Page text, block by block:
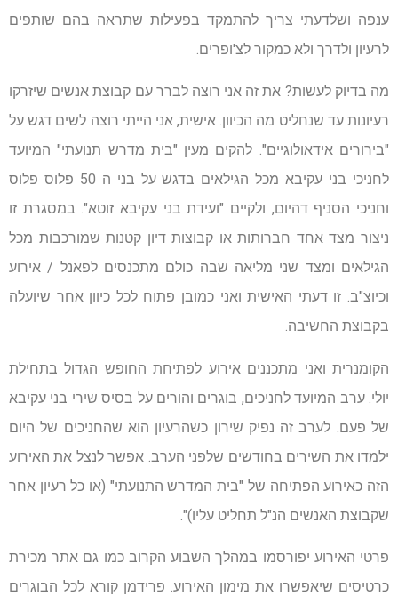
ענפה ושלדעתי צריך להתמקד בפעילות שתראה בהם שותפים
לרעיון ולדרך ולא כמקור לצ'ופרים.
מה בדיוק לעשות? את זה אני רוצה לברר עם קבוצת אנשים שיזרקו
רעיונות עד שנחליט מה הכיוון. אישית, אני הייתי רוצה לשים דגש על
"בירורים אידאולוגיים". להקים מעין "בית מדרש תנועתי" המיועד
לחניכי בני עקיבא מכל הגילאים בדגש על בני ה 50 פלוס פלוס
וחניכי הסניף דהיום, ולקיים "ועידת בני עקיבא זוטא". במסגרת זו
ניצור מצד אחד חברותות או קבוצות דיון קטנות שמורכבות מכל
הגילאים ומצד שני מליאה שבה כולם מתכנסים לפאנל / אירוע
וכיוצ"ב. זו דעתי האישית ואני כמובן פתוח לכל כיוון אחר שיועלה
בקבוצת החשיבה.
הקומנרית ואני מתכננים אירוע לפתיחת החופש הגדול בתחילת
יולי. ערב המיועד לחניכים, בוגרים והורים על בסיס שירי בני עקיבא
של פעם. לערב זה נפיק שירון כשהרעיון הוא שהחניכים של היום
ילמדו את השירים בחודשים שלפני הערב. אפשר לנצל את האירוע
הזה כאירוע הפתיחה של "בית המדרש התנועתי" (או כל רעיון אחר
שקבוצת האנשים הנ"ל תחליט עליו)".
פרטי האירוע יפורסמו במהלך השבוע הקרוב כמו גם אתר מכירת
כרטיסים שיאפשרו את מימון האירוע. פרידמן קורא לכל הבוגרים